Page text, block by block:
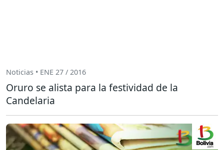
Noticias • ENE 27 / 2016
Oruro se alista para la festividad de la
Candelaria